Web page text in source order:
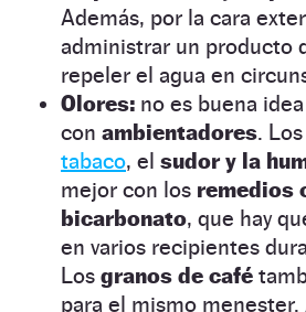
Además, por la cara
administrar un producto
repeler el agua en
Olores: no es buena
con ambientadores.
tabaco, el sudor y la
mejor con los remedios
bicarbonato, que hay
en varios recipientes
Los granos de café
para el mismo